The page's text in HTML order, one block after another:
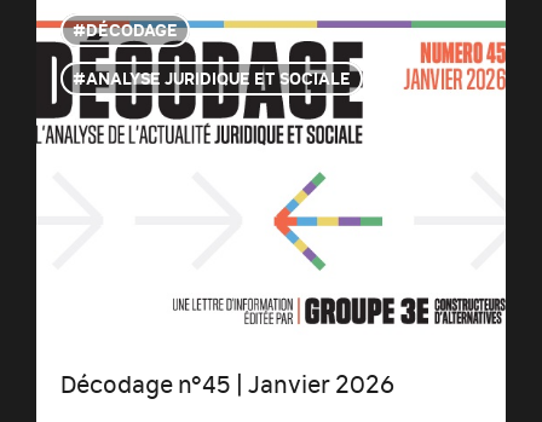
DÉCODAGE
ANALYSE JURIDIQUE ET SOCIALE
Décodage n°45 | Janvier 2026